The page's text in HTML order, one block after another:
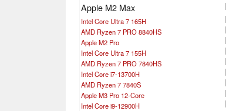
Apple M2 Max
Intel Core Ultra 7 165H
AMD Ryzen 7 PRO 8840HS
Apple M2 Pro
Intel Core Ultra 7 155H
AMD Ryzen 7 PRO 7840HS
Intel Core i7-13700H
AMD Ryzen 7 7840S
Apple M3 Pro 12-Core
Intel Core i9-12900H